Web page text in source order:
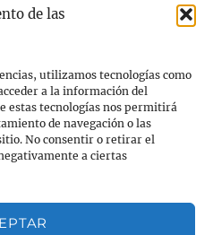
de las
utilizamos tecnologías como
a la información del
estas tecnologías nos permitirá
de navegación o las
No consentir o retirar el
a ciertas